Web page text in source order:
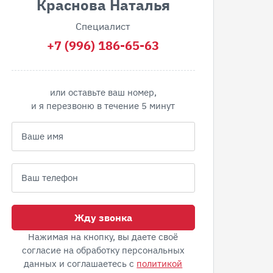
Краснова Наталья
Специалист
+7 (996) 186-65-63
или оставьте ваш номер,
и я перезвоню в течение 5 минут
Жду звонка
Нажимая на кнопку, вы даете своё
согласие на обработку персональных
данных и соглашаетесь с политикой